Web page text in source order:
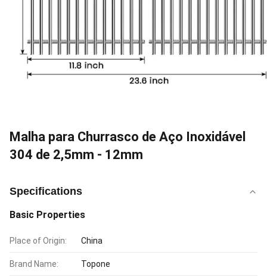
Malha para Churrasco de Aço Inoxidável
304 de 2,5mm - 12mm
Specifications
Basic Properties
Place of Origin: China
Brand Name: Topone